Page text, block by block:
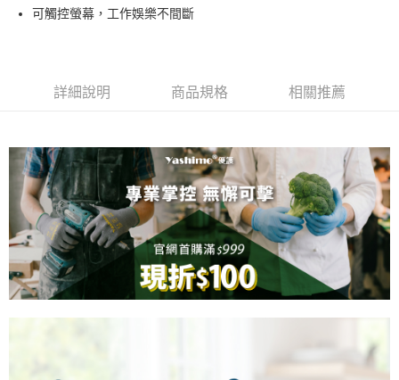
悠遊付
運送方式
7-11取貨付款
每筆NT$60，滿NT$599(含以上)免運費
宅配
每筆NT$100，滿NT$1,099(含以上)免運費
可觸控螢幕，工作娛樂不間斷
詳細說明 商品規格 相關推薦